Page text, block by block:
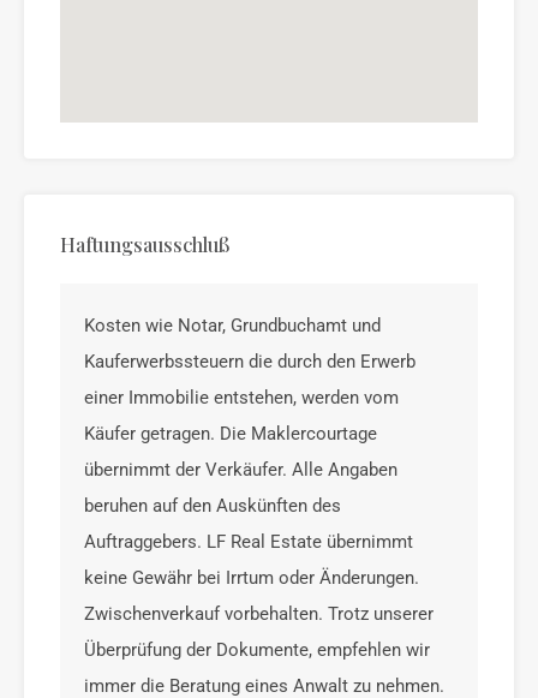
Haftungsausschluß
Kosten wie Notar, Grundbuchamt und
Kauferwerbssteuern die durch den Erwerb
einer Immobilie entstehen, werden vom
Käufer getragen. Die Maklercourtage
übernimmt der Verkäufer. Alle Angaben
beruhen auf den Auskünften des
Auftraggebers. LF Real Estate übernimmt
keine Gewähr bei Irrtum oder Änderungen.
Zwischenverkauf vorbehalten. Trotz unserer
Überprüfung der Dokumente, empfehlen wir
immer die Beratung eines Anwalt zu nehmen.